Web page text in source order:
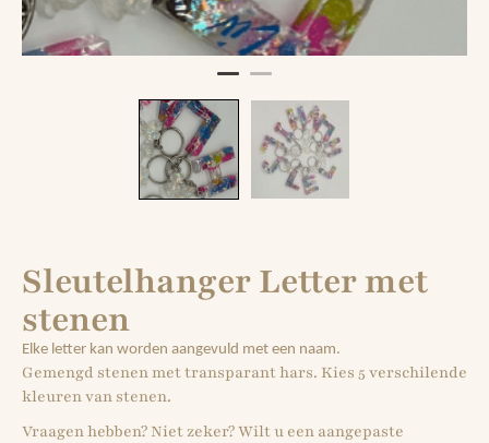
Sleutelhanger Letter met
stenen
Elke letter kan worden aangevuld met een naam.
Gemengd stenen met transparant hars. Kies 5 verschilende
kleuren van stenen.
Vraagen hebben? Niet zeker? Wilt u een aangepaste